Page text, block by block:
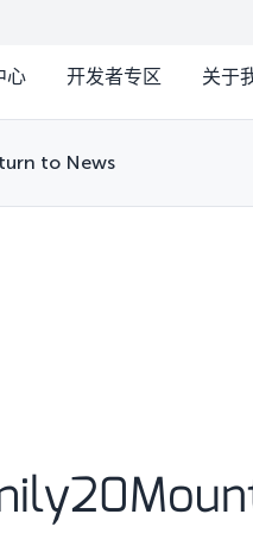
心 开发者专区 关于
to News